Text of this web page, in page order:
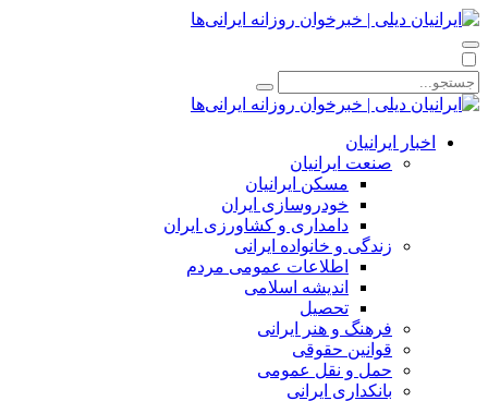
اخبار ایرانیان
صنعت ایرانیان
مسکن ایرانیان
خودروسازی ایران
دامداری و کشاورزی ایران
زندگی و خانواده ایرانی
اطلاعات عمومی مردم
اندیشه اسلامی
تحصیل
فرهنگ و هنر ایرانی
قوانین حقوقی
حمل و نقل عمومی
بانکداری ایرانی